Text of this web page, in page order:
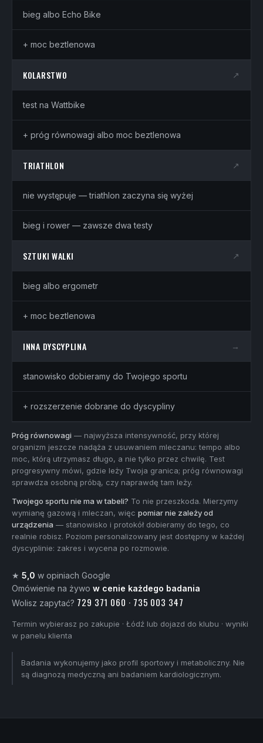
bieg albo Echo Bike
+ moc beztlenowa
KOLARSTWO ↗
test na Wattbike
+ próg równowagi albo moc beztlenowa
TRIATHLON ↗
nie występuje — triathlon zaczyna się wyżej
bieg i rower — zawsze dwa testy
SZTUKI WALKI ↗
bieg albo ergometr
+ moc beztlenowa
INNA DYSCYPLINA →
stanowisko dobieramy do Twojego sportu
+ rozszerzenie dobrane do dyscypliny
Próg równowagi — najwyższa intensywność, przy której
organizm jeszcze nadąża z usuwaniem mleczanu: tempo albo
moc, którą utrzymasz długo, a nie tylko przez chwilę. Test
progresywny mówi, gdzie leży Twoja granica; próg równowagi
sprawdza osobną próbą, czy naprawdę tam leży.
Twojego sportu nie ma w tabeli? To nie przeszkoda. Mierzymy
wymianę gazową i mleczan, więc pomiar nie zależy od
urządzenia — stanowisko i protokół dobieramy do tego, co
realnie robisz. Poziom personalizowany jest dostępny w każdej
dyscyplinie: zakres i wycena po rozmowie.
★ 5,0 w opiniach Google
Omówienie na żywo w cenie każdego badania
Wolisz zapytać? 729 371 060 · 735 003 347
Termin wybierasz po zakupie · Łódź lub dojazd do klubu · wyniki
w panelu klienta
Badania wykonujemy jako profil sportowy i metaboliczny. Nie
są diagnozą medyczną ani badaniem kardiologicznym.